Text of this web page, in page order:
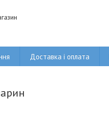
Доставка і оплата